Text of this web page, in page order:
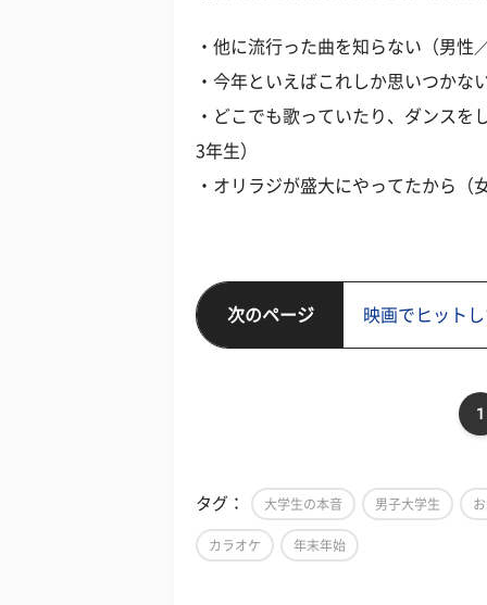
・他に流行った曲を知らない（男性
・今年といえばこれしか思いつかな
・どこでも歌っていたり、ダンス
3年生）
・オリラジが盛大にやってたから（
次のページ 映画でヒット
1
タグ： 大学生の本音 男子大学生
カラオケ 年末年始